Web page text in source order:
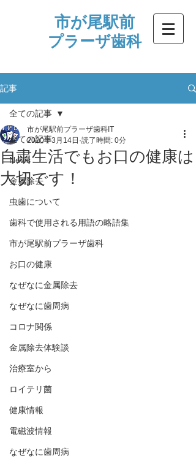
市が尾駅前
プラーザ歯科
記事
全ての記事
News
金属除去
虫歯について
歯科で使用される用語の略語集
市が尾駅前プラーザ歯科
お口の健康
なぜなに金属除去
なぜなに歯周病
コロナ関係
金属除去体験談
治療室から
ロイテリ菌
健康情報
電磁波情報
なぜなに歯周病
全ての記事
自粛生活でもお口の健康は
大切です！
市が尾駅前プラーザ歯科IT
2020年3月14日 読了時間: 0分